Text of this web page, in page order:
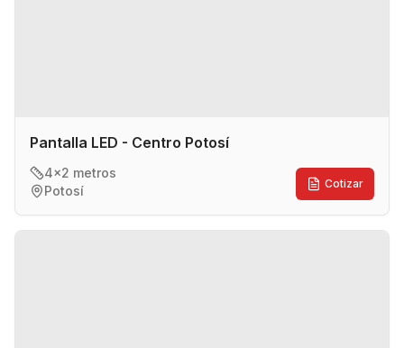
Pantalla LED - Centro Potosí
4x2 metros
Potosí
Cotizar